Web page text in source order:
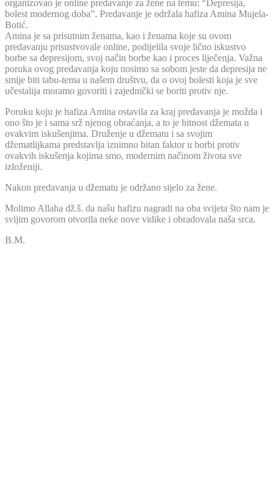
organizovao je online predavanje za žene na temu: “Depresija,
bolest modernog doba”. Predavanje je održala hafiza Amina Mujela-
Botić.
Amina je sa prisutnim ženama, kao i ženama koje su ovom
predavanju prisustvovale online, podijelila svoje lično iskustvo
borbe sa depresijom, svoj način borbe kao i proces liječenja. Važna
poruka ovog predavanja koju nosimo sa sobom jeste da depresija ne
smije biti tabu-tema u našem društvu, da o ovoj bolesti koja je sve
učestalija moramo govoriti i zajednički se boriti protiv nje.
Poruku koju je hafiza Amina ostavila za kraj predavanja je možda i
ono što je i sama srž njenog obraćanja, a to je bitnost džemata u
ovakvim iskušenjima. Druženje u džematu i sa svojim
džematlijkama predstavlja iznimno bitan faktor u borbi protiv
ovakvih iskušenja kojima smo, modernim načinom života sve
izloženiji.
Nakon predavanja u džematu je održano sijelo za žene.
Molimo Allaha dž.š. da našu hafizu nagradi na oba svijeta što nam je
svijim govorom otvorila neke nove vidike i obradovala naša srca.
B.M.